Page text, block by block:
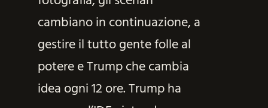
cambiano in continuazione, a
gestire il tutto gente folle al
potere e Trump che cambia
idea ogni 12 ore. Trump ha